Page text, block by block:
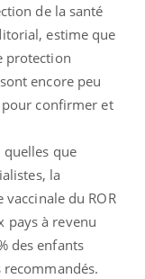
de la santé
estime que
protection
encore peu
pour confirmer et
quelles que
la
du ROR
pays à revenu
des enfants
recommandés.